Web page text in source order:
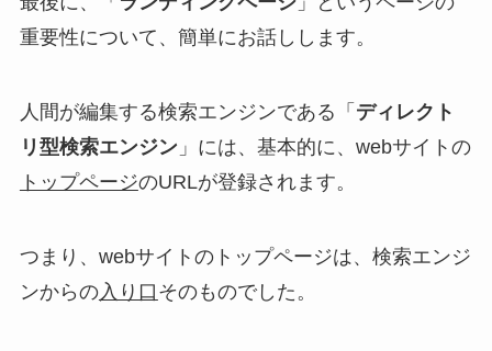
重要性について、簡単にお話しします。
人間が編集する検索エンジンである「 ディレクト
リ型検索エンジン」には、基本的に、webサイトの
トップページのURLが登録されます。
つまり、webサイトのトップページは、検索エンジ
ンからの入り口 そのものでした。